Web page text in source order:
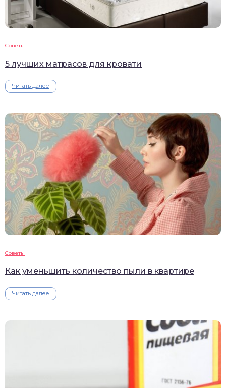
Советы
5 лучших матрасов для кровати
Читать далее
Советы
Как уменьшить количество пыли в квартире
Читать далее